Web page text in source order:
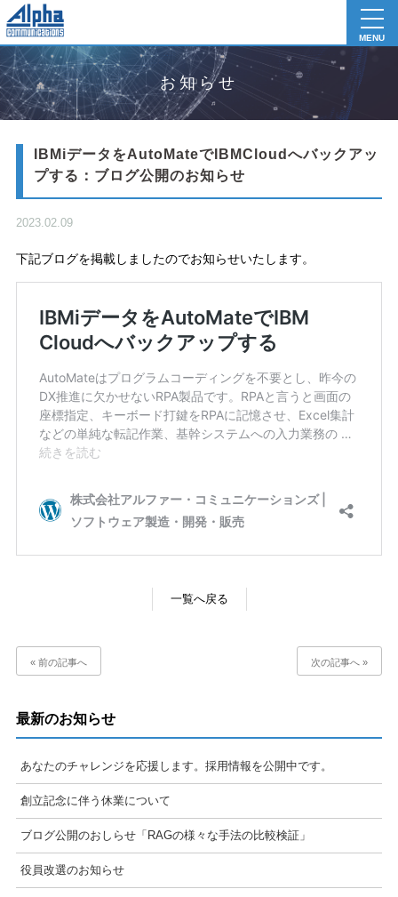
MENU
お知らせ
IBMiデータをAutoMateでIBMCloudへバックアッ
プする：ブログ公開のお知らせ
2023.02.09
下記ブログを掲載しましたのでお知らせいたします。
一覧へ戻る
« 前の記事へ 次の記事へ »
最新のお知らせ
あなたのチャレンジを応援します。採用情報を公開中です。
創立記念に伴う休業について
ブログ公開のおしらせ「RAGの様々な手法の比較検証」
役員改選のお知らせ